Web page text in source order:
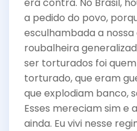
a pedido do povo,
esculhambada a nossa
roubalheira
ser torturados foi
torturado, que eram
que explodiam banco,
Esses mereciam sim e
ainda. Eu vivi nesse